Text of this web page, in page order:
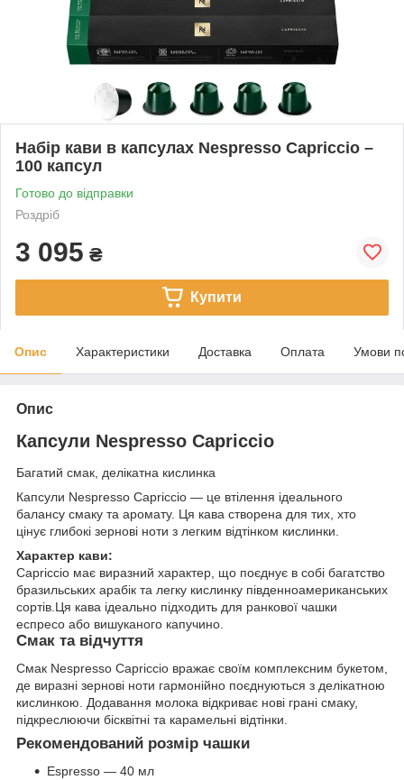
Набір кави в капсулах Nespresso Capriccio –
100 капсул
Готово до відправки
Роздріб
3 095 ₴
Купити
Опис Характеристики Доставка Оплата Умови
Опис
Капсули Nespresso Capriccio
Багатий смак, делікатна кислинка
Капсули Nespresso Capriccio — це втілення ідеального
балансу смаку та аромату. Ця кава створена для тих, хто
цінує глибокі зернові ноти з легким відтінком кислинки.
Характер кави:
Capriccio має виразний характер, що поєднує в собі багатство
бразильських арабік та легку кислинку південноамериканських
сортів.Ця кава ідеально підходить для ранкової чашки
еспресо або вишуканого капучино.
Смак та відчуття
Смак Nespresso Capriccio вражає своїм комплексним букетом,
де виразні зернові ноти гармонійно поєднуються з делікатною
кислинкою. Додавання молока відкриває нові грані смаку,
підкреслюючи бісквітні та карамельні відтінки.
Рекомендований розмір чашки
Espresso — 40 мл